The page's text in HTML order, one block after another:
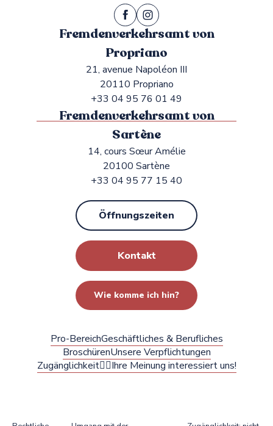
Fremdenverkehrsamt von
Propriano
21, avenue Napoléon III
20110 Propriano
+33 04 95 76 01 49
Fremdenverkehrsamt von
Sartène
14, cours Sœur Amélie
20100 Sartène
+33 04 95 77 15 40
Öffnungszeiten
Kontakt
Wie komme ich hin?
Pro-BereichGeschäftliches & Berufliches
BroschürenUnsere Verpflichtungen
Zugänglichkeit✍🏻Ihre Meinung interessiert uns!